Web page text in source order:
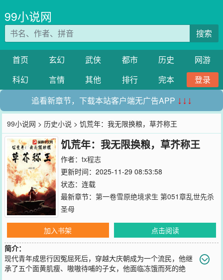
99小说网
搜索
首页 玄幻 武侠 都市 历史
网游
科幻
言情 其他 排行 完本
登录
追看新章节，下载本站客户端无广告APP ↓↓↓
99小说网 > 历史小说 > 饥荒年：我无限换粮，草芥称王
饥荒年：我无限换粮，草芥称王
作者： tx程志
更新时间：2025-11-29 08:53:58
状态：连载
最新章节： 第一卷雪原绝境求生 第051章乱世先杀
圣母
加入书架
点击阅读
简介：
现代青年成思行因冤屈死后，穿越大庆朝成为一个流民，他继
承了五个面黄肌瘦、嗷嗷待哺的子女，他面临冻饿而死的绝